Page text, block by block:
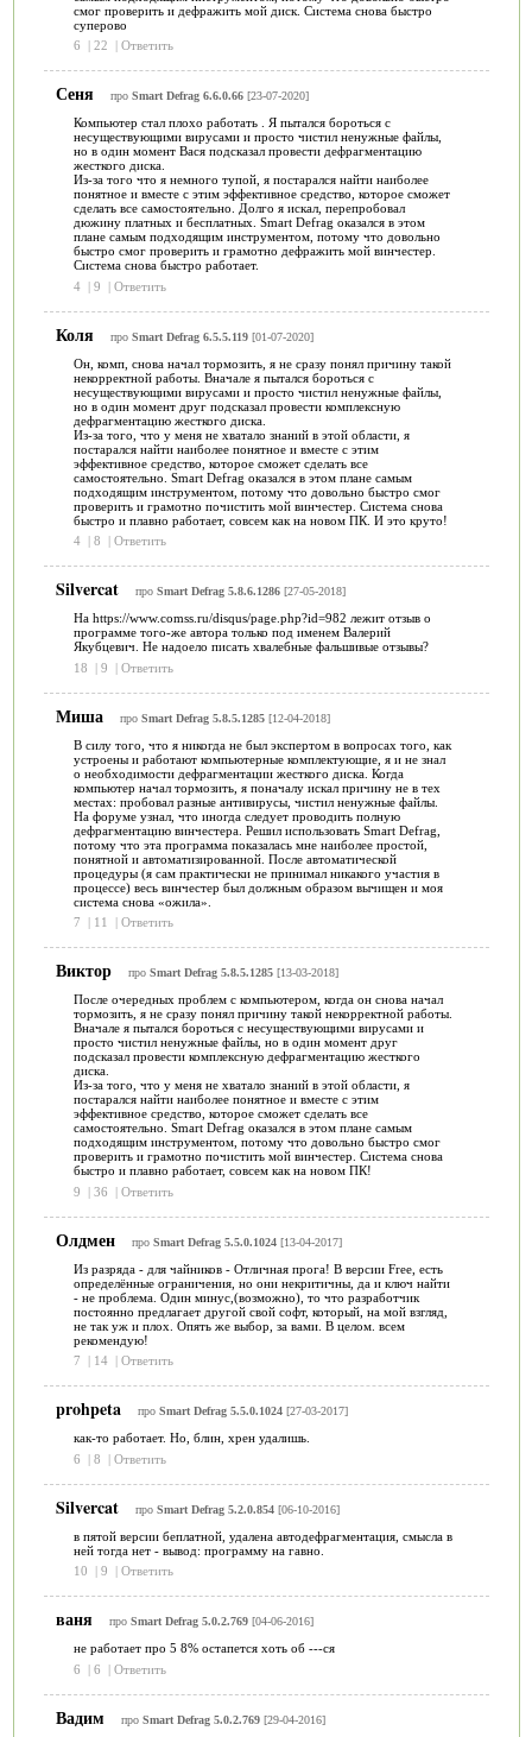
смог проверить и дефражить мой диск. Система снова быстро
суперово
6
| 22 | Ответить
Сеня про Smart Defrag 6.6.0.66[23-07-2020]
Компьютер стал плохо работать . Я пытался бороться с
несуществующими вирусами и просто чистил ненужные файлы,
но в один момент Вася подсказал провести дефрагментацию
жесткого диска.
Из-за того что я немного тупой, я постарался найти наиболее
понятное и вместе с этим эффективное средство, которое сможет
сделать все самостоятельно. Долго я искал, перепробовал
дюжину платных и бесплатных. Smart Defrag оказался в этом
плане самым подходящим инструментом, потому что довольно
быстро смог проверить и грамотно дефражить мой винчестер.
Система снова быстро работает.
4 | 9 | Ответить
Коля про Smart Defrag 6.5.5.119[01-07-2020]
Он, комп, снова начал тормозить, я не сразу понял причину такой
некорректной работы. Вначале я пытался бороться с
несуществующими вирусами и просто чистил ненужные файлы,
но в один момент друг подсказал провести комплексную
дефрагментацию жесткого диска.
Из-за того, что у меня не хватало знаний в этой области, я
постарался найти наиболее понятное и вместе с этим
эффективное средство, которое сможет сделать все
самостоятельно. Smart Defrag оказался в этом плане самым
подходящим инструментом, потому что довольно быстро смог
проверить и грамотно почистить мой винчестер. Система снова
быстро и плавно работает, совсем как на новом ПК. И это круто!
4 | 8 | Ответить
Silvercat про Smart Defrag 5.8.6.1286[27-05-2018]
На https://www.comss.ru/disqus/page.php?id=982 лежит отзыв о
программе того-же автора только под именем Валерий
Якубцевич. Не надоело писать хвалебные фальшивые отзывы?
18
| 9 | Ответить
Миша про Smart Defrag 5.8.5.1285[12-04-2018]
В силу того, что я никогда не был экспертом в вопросах того, как
устроены и работают компьютерные комплектующие, я и не знал
о необходимости дефрагментации жесткого диска. Когда
компьютер начал тормозить, я поначалу искал причину не в тех
местах: пробовал разные антивирусы, чистил ненужные файлы.
На форуме узнал, что иногда следует проводить полную
дефрагментацию винчестера. Решил использовать Smart Defrag,
потому что эта программа показалась мне наиболее простой,
понятной и автоматизированной. После автоматической
процедуры (я сам практически не принимал никакого участия в
процессе) весь винчестер был должным образом вычищен и моя
система снова «ожила».
7
| 11 | Ответить
Виктор про Smart Defrag 5.8.5.1285[13-03-2018]
После очередных проблем с компьютером, когда он снова начал
тормозить, я не сразу понял причину такой некорректной работы.
Вначале я пытался бороться с несуществующими вирусами и
просто чистил ненужные файлы, но в один момент друг
подсказал провести комплексную дефрагментацию жесткого
диска.
Из-за того, что у меня не хватало знаний в этой области, я
постарался найти наиболее понятное и вместе с этим
эффективное средство, которое сможет сделать все
самостоятельно. Smart Defrag оказался в этом плане самым
подходящим инструментом, потому что довольно быстро смог
проверить и грамотно почистить мой винчестер. Система снова
быстро и плавно работает, совсем как на новом ПК!
9
| 36 | Ответить
Олдмен про Smart Defrag 5.5.0.1024[13-04-2017]
Из разряда - для чайников - Отличная прога! В версии Free, есть
определённые ограничения, но они некритичны, да и ключ найти
- не проблема. Один минус,(возможно), то что разработчик
постоянно предлагает другой свой софт, который, на мой взгляд,
не так уж и плох. Опять же выбор, за вами. В целом. всем
рекомендую!
7
| 14 | Ответить
prohpeta про Smart Defrag 5.5.0.1024[27-03-2017]
как-то работает. Но, блин, хрен удалишь.
6
| 8 | Ответить
Silvercat про Smart Defrag 5.2.0.854[06-10-2016]
в пятой версии беплатной, удалена автодефрагментация, смысла в
ней тогда нет - вывод: программу на гавно.
10
| 9 | Ответить
ваня про Smart Defrag 5.0.2.769[04-06-2016]
не работает про 5 8% остапется хоть об ---ся
6
| 6 | Ответить
Вадим про Smart Defrag 5.0.2.769[29-04-2016]